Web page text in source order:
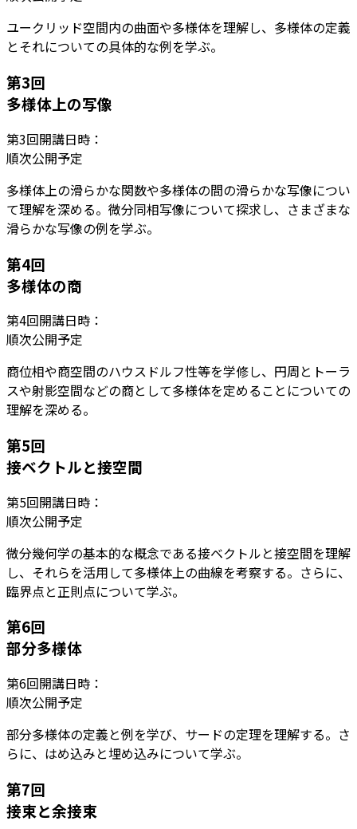
ユークリッド空間内の曲面や多様体を理解し、多様体の定義
とそれについての具体的な例を学ぶ。
第3回
多様体上の写像
第3回開講日時：
順次公開予定
多様体上の滑らかな関数や多様体の間の滑らかな写像につい
て理解を深める。微分同相写像について探求し、さまざまな
滑らかな写像の例を学ぶ。
第4回
多様体の商
第4回開講日時：
順次公開予定
商位相や商空間のハウスドルフ性等を学修し、円周とトーラ
スや射影空間などの商として多様体を定めることについての
理解を深める。
第5回
接ベクトルと接空間
第5回開講日時：
順次公開予定
微分幾何学の基本的な概念である接ベクトルと接空間を理解
し、それらを活用して多様体上の曲線を考察する。さらに、
臨界点と正則点について学ぶ。
第6回
部分多様体
第6回開講日時：
順次公開予定
部分多様体の定義と例を学び、サードの定理を理解する。さ
らに、はめ込みと埋め込みについて学ぶ。
第7回
接束と余接束